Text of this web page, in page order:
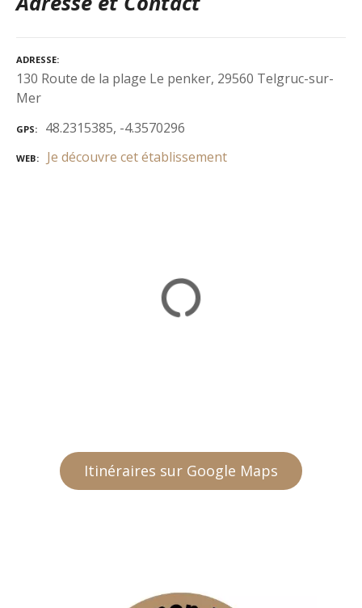
ADRESSE
130 Route de la plage Le penker, 29560 Telgruc-sur-
Mer
GPS 48.2315385, -4.3570296
WEB Je découvre cet établissement
Itinéraires sur Google Maps